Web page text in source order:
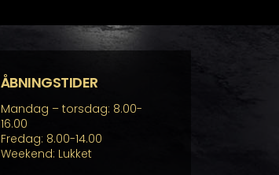
ÅBNINGSTIDER
Mandag – torsdag: 8.00-
16.00
Fredag: 8.00-14.00
Weekend: Lukket